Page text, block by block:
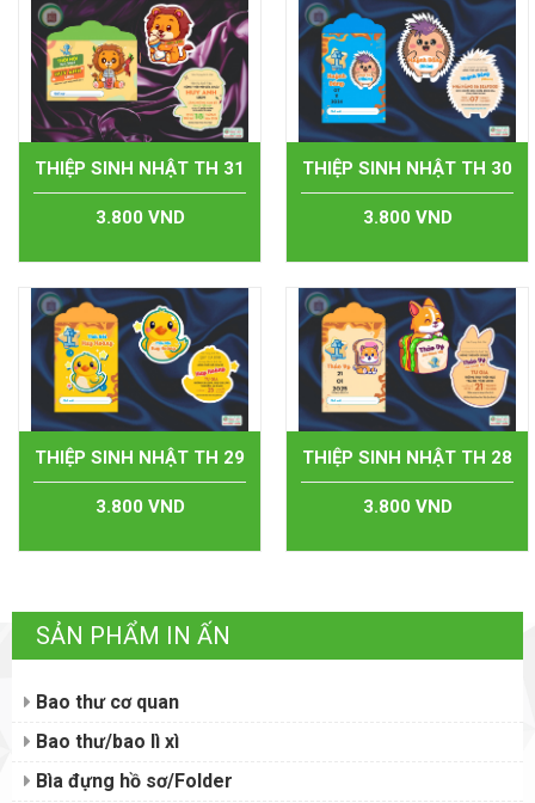
THIỆP SINH NHẬT TH 31
3.800 VND
THIỆP SINH NHẬT TH 30
3.800 VND
THIỆP SINH NHẬT TH 29
3.800 VND
THIỆP SINH NHẬT TH 28
3.800 VND
SẢN PHẨM IN ẤN
Bao thư cơ quan
Bao thư/bao lì xì
Bìa đựng hồ sơ/Folder